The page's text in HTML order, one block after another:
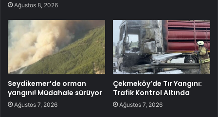
Ağustos 8, 2026
Seydikemer’de orman
yangını! Müdahale sürüyor
Ağustos 7, 2026
Çekmeköy’de Tır Yangını:
Trafik Kontrol Altında
Ağustos 7, 2026